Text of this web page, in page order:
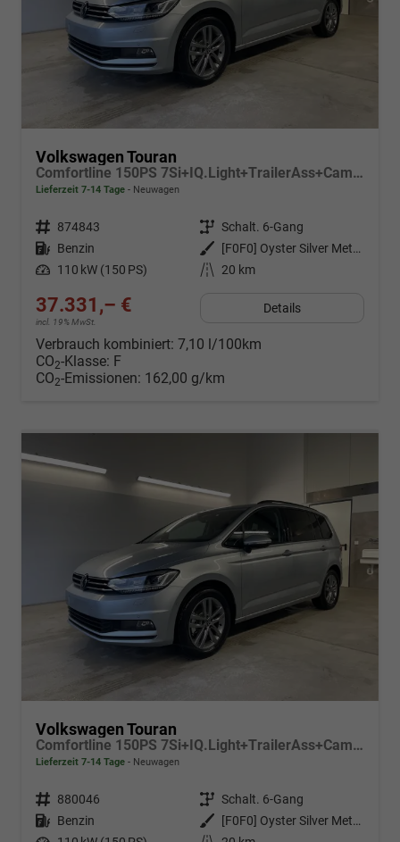
Volkswagen Touran
Comfortline 150PS 7Si+IQ.Light+TrailerAss+Cam+Navi+Kamera+Alarm+Kessy+App-Connect
Lieferzeit 7-14 Tage Neuwagen
Fahrzeugnr. 874843 Getriebe Schalt. 6-Gang
Kraftstoff Benzin Außenfarbe
[F0F0] Oyster Silver Metallic
Leistung 110 kW (150 PS) Kilometerstand 20 km
37.331,– €
incl. 19% MwSt.
Details
Verbrauch kombiniert: 7,10 l/100km
CO2-Klasse: F
CO2-Emissionen: 162,00 g/km
Volkswagen Touran
Comfortline 150PS 7Si+IQ.Light+TrailerAss+Cam+Navi+Kamera+Alarm+Kessy+App-Connect
Lieferzeit 7-14 Tage Neuwagen
Fahrzeugnr. 880046 Getriebe Schalt. 6-Gang
Kraftstoff Benzin Außenfarbe
[F0F0] Oyster Silver Metallic